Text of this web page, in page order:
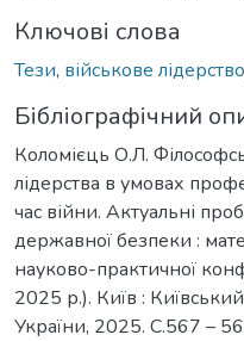
Ключові слова
Тези, військове лідерство
Бібліографічний
Коломієць О.Л.
лідерства в умовах
час війни. Актуальні
державної безпеки :
науково-практичної
2025 р.). Київ : Київський
України, 2025. С.567 –